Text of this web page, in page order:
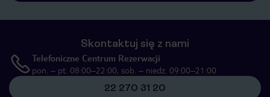
Skontaktuj się z nami
Telefoniczne Centrum Rezerwacji
pon. – pt. 08:00–22:00, sob. – niedz. 09:00–21:00
22 270 31 20